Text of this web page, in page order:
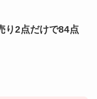
り2点だけで84点